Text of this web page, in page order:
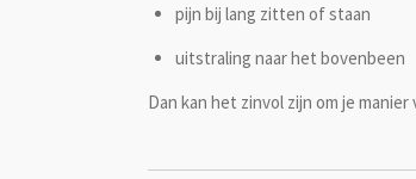
pijn bij lang zitten of staan
uitstraling naar het bovenbeen
Dan kan het zinvol zijn om je